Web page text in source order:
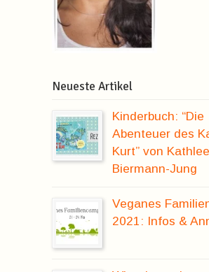
Neueste Artikel
Kinderbuch: “Die
Abenteuer des
Kurt” von
Biermann-Jung
Veganes
2021: Infos &